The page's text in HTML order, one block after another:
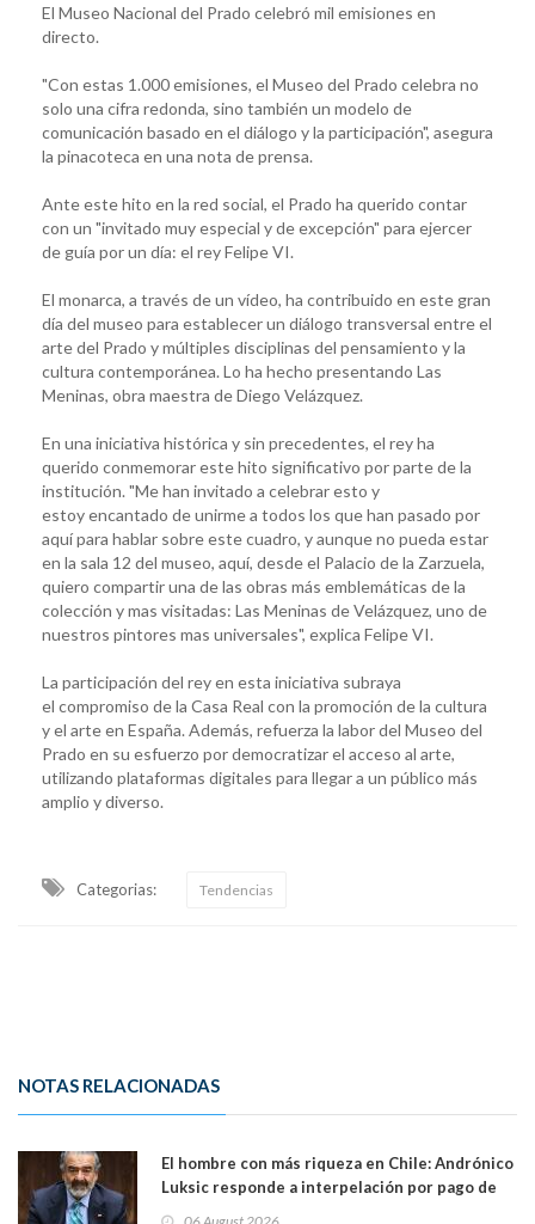
El Museo Nacional del Prado celebró mil emisiones en
directo.
"Con estas 1.000 emisiones, el Museo del Prado celebra no
solo una cifra redonda, sino también un modelo de
comunicación basado en el diálogo y la participación", asegura
la pinacoteca en una nota de prensa.
Ante este hito en la red social, el Prado ha querido contar
con un "invitado muy especial y de excepción" para ejercer
de guía por un día: el rey Felipe VI.
El monarca, a través de un vídeo, ha contribuido en este gran
día del museo para establecer un diálogo transversal entre el
arte del Prado y múltiples disciplinas del pensamiento y la
cultura contemporánea. Lo ha hecho presentando Las
Meninas, obra maestra de Diego Velázquez.
En una iniciativa histórica y sin precedentes, el rey ha
querido conmemorar este hito significativo por parte de la
institución. "Me han invitado a celebrar esto y
estoy encantado de unirme a todos los que han pasado por
aquí para hablar sobre este cuadro, y aunque no pueda estar
en la sala 12 del museo, aquí, desde el Palacio de la Zarzuela,
quiero compartir una de las obras más emblemáticas de la
colección y mas visitadas: Las Meninas de Velázquez, uno de
nuestros pintores mas universales", explica Felipe VI.
La participación del rey en esta iniciativa subraya
el compromiso de la Casa Real con la promoción de la cultura
y el arte en España. Además, refuerza la labor del Museo del
Prado en su esfuerzo por democratizar el acceso al arte,
utilizando plataformas digitales para llegar a un público más
amplio y diverso.
Categorias: Tendencias
NOTAS RELACIONADAS
El hombre con más riqueza en Chile: Andrónico
Luksic responde a interpelación por pago de